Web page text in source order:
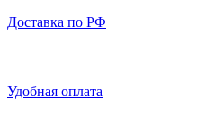
Доставка по РФ
Удобная оплата